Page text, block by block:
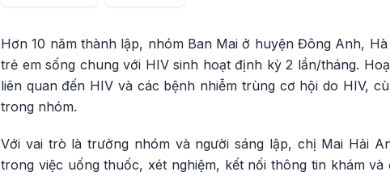
Hơn 10 năm thành lập, nhóm Ban Mai ở huyện Đông Anh,
trẻ em sống chung với HIV sinh hoạt định kỳ 2 lần/tháng.
liên quan đến HIV và các bệnh nhiễm trùng cơ hội do HIV,
trong nhóm.
Với vai trò là trưởng nhóm và người sáng lập, chị Mai Hải
trong việc uống thuốc, xét nghiệm, kết nối thông tin khám